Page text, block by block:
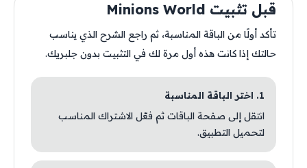
قبل تثبيت Minions World
تأكد أولًا من الباقة المناسبة، ثم راجع الشرح الذي يناسب
حالتك إذا كانت هذه أول مرة لك في التثبيت بدون جلبريك.
1. اختر الباقة المناسبة
انتقل إلى صفحة الباقات ثم فعّل الاشتراك المناسب
لتحميل التطبيق.